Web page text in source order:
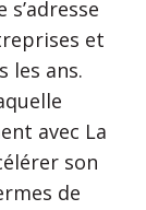
et
les ans.
avec La
son
de